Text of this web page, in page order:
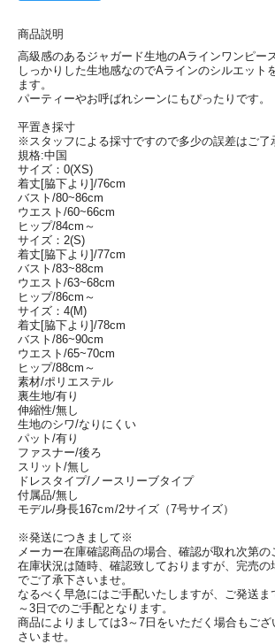
商品説明
高級感のあるジャガード生地のAラインワンピー
しっかりした生地感なのでAラインのシルエット
ます。
パーティーやお呼ばれシーンにもぴったりです。
平置き採寸
※スタッフによる採寸ですので多少の誤差はご了
規格:中国
サイズ：0(XS)
着丈[脇下より]/76cm
バスト/80~86cm
ウエスト/60~66cm
ヒップ/84cm～
サイズ：2(S)
着丈[脇下より]/77cm
バスト/83~88cm
ウエスト/63~68cm
ヒップ/86cm～
サイズ：4(M)
着丈[脇下より]/78cm
バスト/86~90cm
ウエスト/65~70cm
ヒップ/88cm～
素材/ポリエステル
裏生地/有り
伸縮性/無し
生地のシワ/なりにくい
パット/有り
ファスナー/後ろ
スリット/無し
ドレスタイプ/ノースリーブタイプ
付属品/無し
モデル/身長167cｍ/2サイズ（7号サイズ）
※発送につきまして※
メーカー在庫確認商品の場合、確認が取れ次第の
在庫状況は随時、確認致しておりますが、完売の
でご了承下さいませ。
なるべく早急にはご手配いたしますが、ご発送ま
～3日でのご手配となります。
商品によりましては3～7日をいただく場合もご
さいませ。